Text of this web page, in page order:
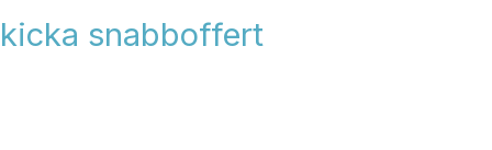
snabboffert